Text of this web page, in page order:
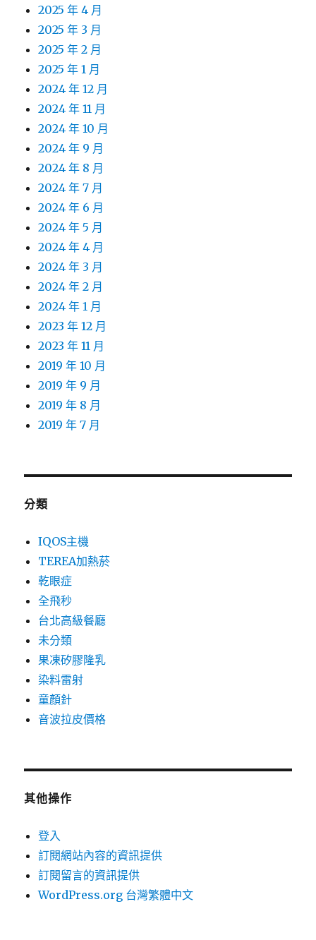
2025 年 4 月
2025 年 3 月
2025 年 2 月
2025 年 1 月
2024 年 12 月
2024 年 11 月
2024 年 10 月
2024 年 9 月
2024 年 8 月
2024 年 7 月
2024 年 6 月
2024 年 5 月
2024 年 4 月
2024 年 3 月
2024 年 2 月
2024 年 1 月
2023 年 12 月
2023 年 11 月
2019 年 10 月
2019 年 9 月
2019 年 8 月
2019 年 7 月
分類
IQOS主機
TEREA加熱菸
乾眼症
全飛秒
台北高級餐廳
未分類
果凍矽膠隆乳
染料雷射
童顏針
音波拉皮價格
其他操作
登入
訂閱網站內容的資訊提供
訂閱留言的資訊提供
WordPress.org 台灣繁體中文